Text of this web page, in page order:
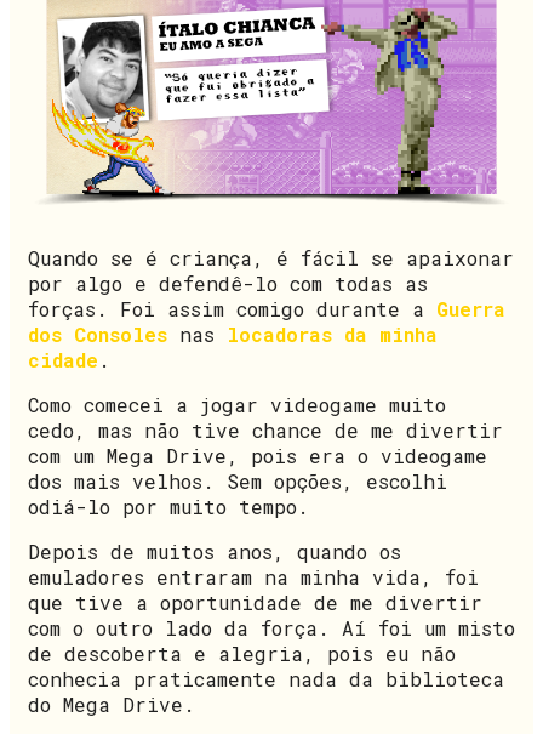
Quando se é criança, é fácil se apaixonar
por algo e defendê-lo com todas as
forças. Foi assim comigo durante a Guerra
dos Consoles nas locadoras da minha
cidade .
Como comecei a jogar videogame muito
cedo, mas não tive chance de me divertir
com um Mega Drive, pois era o videogame
dos mais velhos. Sem opções, escolhi
odiá-lo por muito tempo.
Depois de muitos anos, quando os
emuladores entraram na minha vida, foi
que tive a oportunidade de me divertir
com o outro lado da força. Aí foi um misto
de descoberta e alegria, pois eu não
conhecia praticamente nada da biblioteca
do Mega Drive.